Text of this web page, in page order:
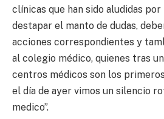
clínicas que han sido aludidas
destapar el manto de dudas,
acciones correspondientes y
al colegio médico, quienes tras
centros médicos son los
el día de ayer vimos un silencio
medico”.